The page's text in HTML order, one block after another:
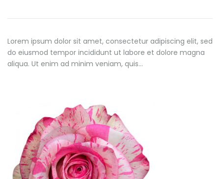
Lorem ipsum dolor sit amet, consectetur adipiscing elit, sed
do eiusmod tempor incididunt ut labore et dolore magna
aliqua. Ut enim ad minim veniam, quis…